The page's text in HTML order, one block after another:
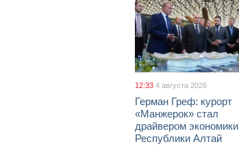
12:33 4 августа 2026
Герман Греф: курорт
«Манжерок» стал
драйвером экономики
Республики Алтай